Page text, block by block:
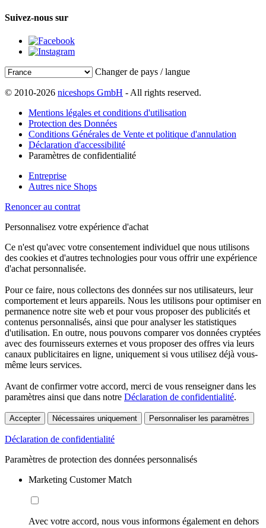
Suivez-nous sur
Changer de pays / langue
© 2010-2026 niceshops GmbH - All rights reserved.
Mentions légales et conditions d'utilisation
Protection des Données
Conditions Générales de Vente et politique d'annulation
Déclaration d'accessibilité
Paramètres de confidentialité
Entreprise
Autres nice Shops
Renoncer au contrat
Personnalisez votre expérience d'achat
Ce n'est qu'avec votre consentement individuel que nous utilisons
des cookies et d'autres technologies pour vous offrir une expérience
d'achat personnalisée.
Pour ce faire, nous collectons des données sur nos utilisateurs, leur
comportement et leurs appareils. Nous les utilisons pour optimiser en
permanence notre site web et pour vous proposer des publicités et
contenus personnalisés, ainsi que pour analyser les statistiques
d'utilisation. En outre, nous pouvons comparer vos données cryptées
avec des fournisseurs externes et vous proposer des offres via leurs
canaux publicitaires en ligne, uniquement si vous utilisez déjà vous-
même leurs services.
Avant de confirmer votre accord, merci de vous renseigner dans les
paramètres ainsi que dans notre Déclaration de confidentialité.
Accepter Nécessaires uniquement Personnaliser les paramètres
Déclaration de confidentialité
Paramètres de protection des données personnalisés
Marketing Customer Match
Avec votre accord, nous vous informons également en dehors